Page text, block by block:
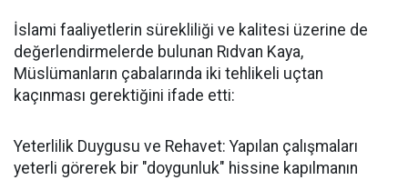
İslami faaliyetlerin sürekliliği ve kalitesi üzerine de
değerlendirmelerde bulunan Rıdvan Kaya,
Müslümanların çabalarında iki tehlikeli uçtan
kaçınması gerektiğini ifade etti:
Yeterlilik Duygusu ve Rehavet: Yapılan çalışmaları
yeterli görerek bir "doygunluk" hissine kapılmanın